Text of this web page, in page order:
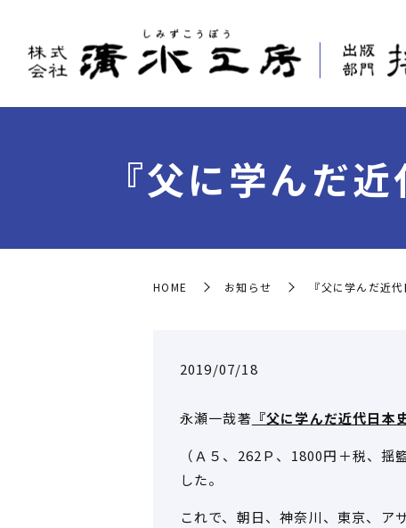
『父に学んだ
HOME お知らせ 『父に学んだ近
2019/07/18
永瀬一哉著 『父に学んだ近代日本
（Ａ５、262Ｐ、1800円＋税、
した。
これで、朝日、神奈川、東京、ア